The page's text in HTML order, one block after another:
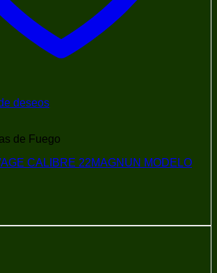
deseos
de Fuego
CALIBRE 22MAGNUN MODELO